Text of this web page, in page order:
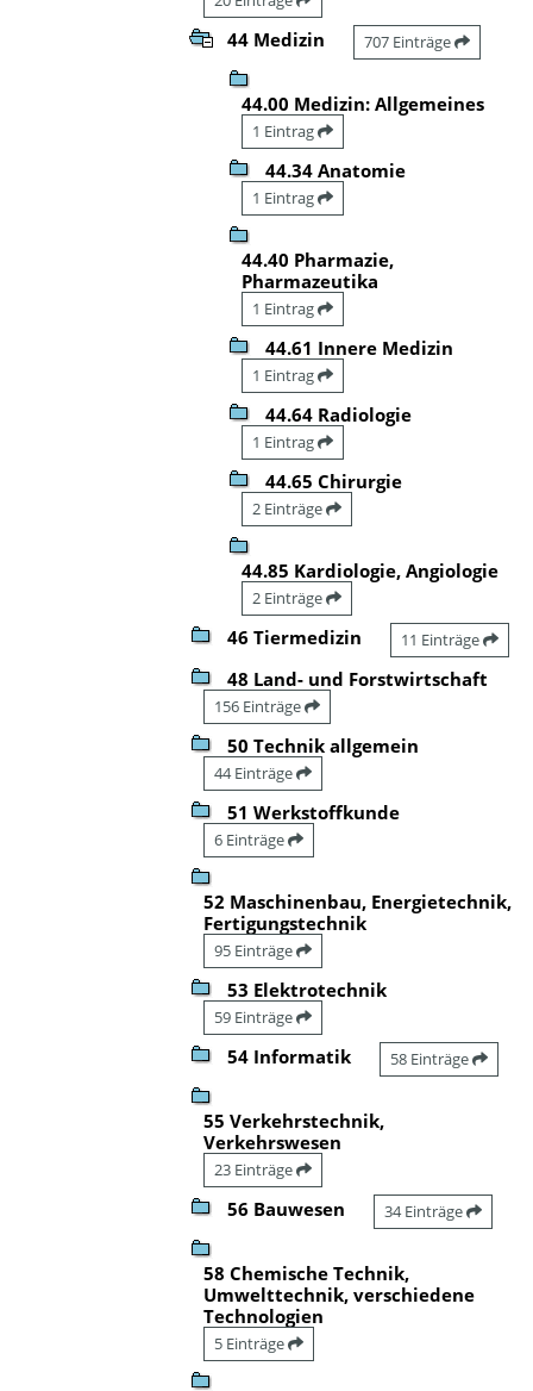
44 Medizin 707 Einträge
44.00 Medizin: Allgemeines
1 Eintrag
44.34 Anatomie
1 Eintrag
44.40 Pharmazie,
Pharmazeutika
1 Eintrag
44.61 Innere Medizin
1 Eintrag
44.64 Radiologie
1 Eintrag
44.65 Chirurgie
2 Einträge
44.85 Kardiologie, Angiologie
2 Einträge
46 Tiermedizin 11 Einträge
48 Land- und Forstwirtschaft
156 Einträge
50 Technik allgemein
44 Einträge
51 Werkstoffkunde
6 Einträge
52 Maschinenbau, Energietechnik,
Fertigungstechnik
95 Einträge
53 Elektrotechnik
59 Einträge
54 Informatik 58 Einträge
55 Verkehrstechnik,
Verkehrswesen
23 Einträge
56 Bauwesen 34 Einträge
58 Chemische Technik,
Umwelttechnik, verschiedene
Technologien
5 Einträge